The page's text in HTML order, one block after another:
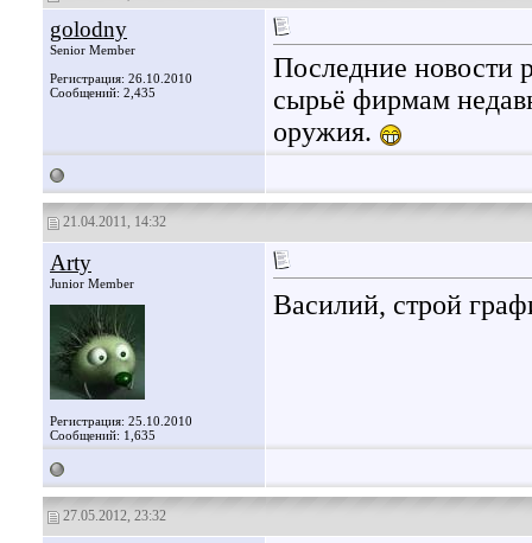
golodny
Senior Member
Регистрация: 26.10.2010
Сообщений: 2,435
Последние новости
сырьё фирмам
оружия.
21.04.2011, 14:32
Arty
Junior Member
Регистрация: 25.10.2010
Сообщений: 1,635
Василий, строй
27.05.2012, 23:32